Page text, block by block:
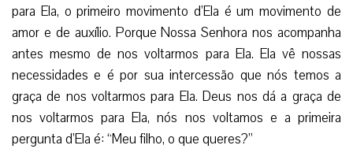
para Ela, o primeiro movimento d’Ela é um movimento de
amor e de auxílio. Porque Nossa Senhora nos acompanha
antes mesmo de nos voltarmos para Ela. Ela vê nossas
necessidades e é por sua intercessão que nós temos a
graça de nos voltarmos para Ela. Deus nos dá a graça de
nos voltarmos para Ela, nós nos voltamos e a primeira
pergunta d’Ela é: “Meu filho, o que queres?”